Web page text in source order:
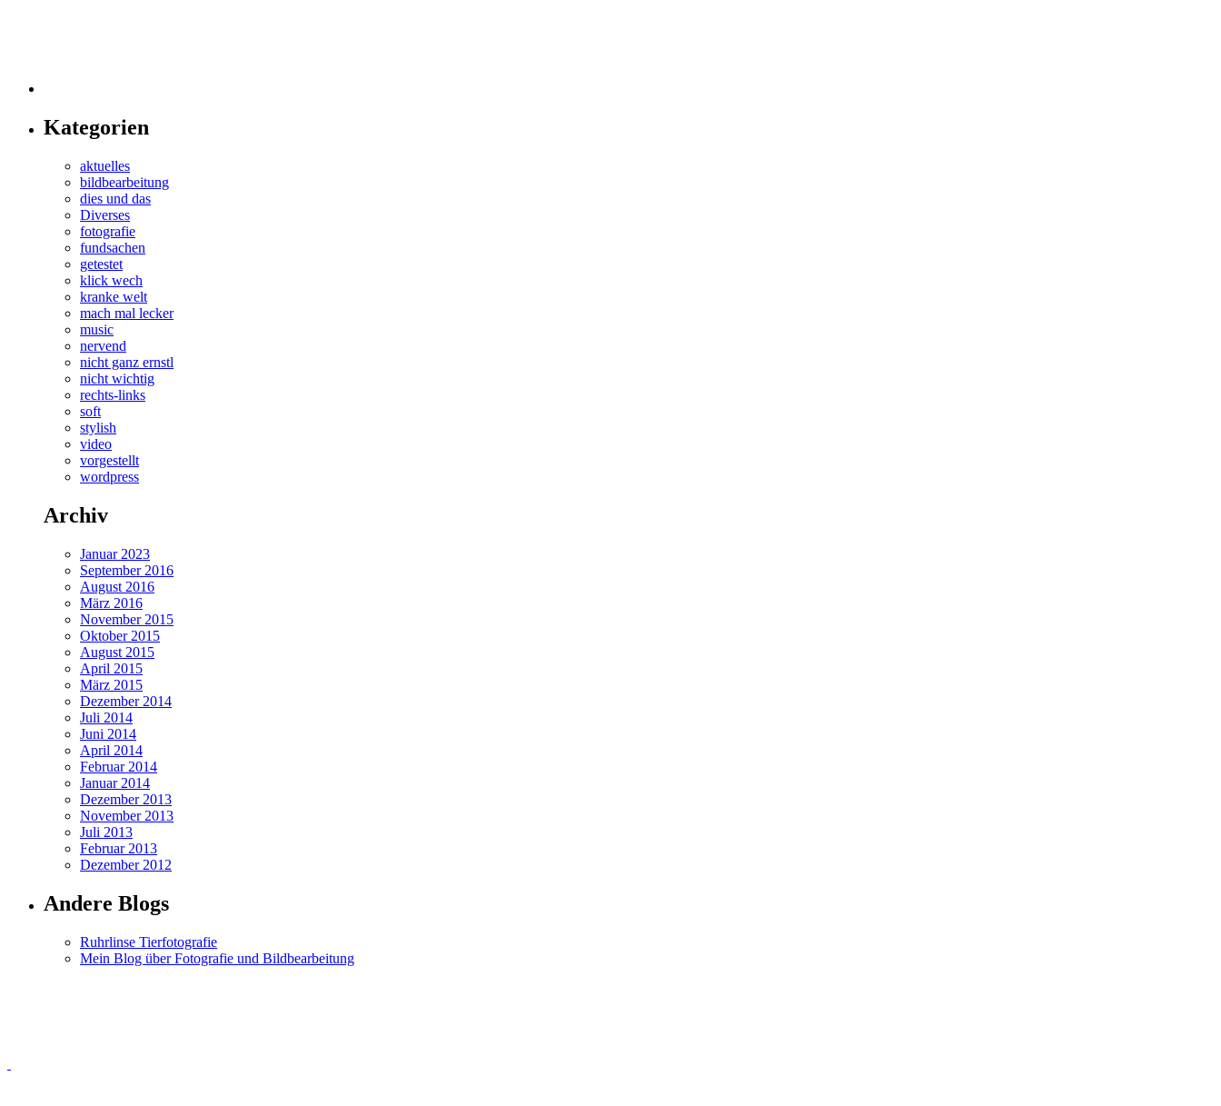
Kategorien
aktuelles
bildbearbeitung
dies und das
Diverses
fotografie
fundsachen
getestet
klick wech
kranke welt
mach mal lecker
music
nervend
nicht ganz ernstl
nicht wichtig
rechts-links
soft
stylish
video
vorgestellt
wordpress
Archiv
Januar 2023
September 2016
August 2016
März 2016
November 2015
Oktober 2015
August 2015
April 2015
März 2015
Dezember 2014
Juli 2014
Juni 2014
April 2014
Februar 2014
Januar 2014
Dezember 2013
November 2013
Juli 2013
Februar 2013
Dezember 2012
Andere Blogs
Ruhrlinse Tierfotografie
Mein Blog über Fotografie und Bildbearbeitung